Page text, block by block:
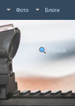
Фото Блоги
Поиск